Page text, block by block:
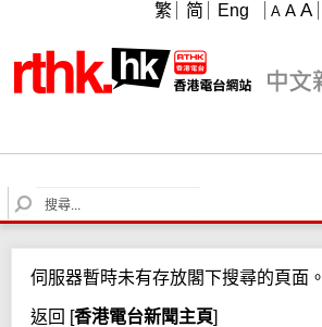
A A A
繁 简 Eng
S
e
c
h
伺服器暫時未有存放閣下搜尋的頁面。
返回 [香港電台新聞主頁]